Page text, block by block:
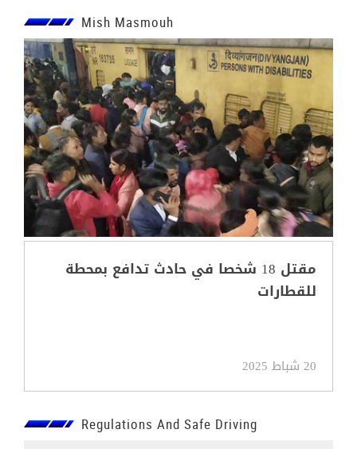
Mish Masmouh
مقتل 18 شخصا في حادث تدافع بمحطة
للقطارات
20 شباط 2025
Regulations And Safe Driving